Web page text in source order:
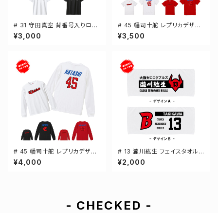
# 31 守田真空 背番号入りロゴ
ドライTシャツ 半袖 選手還元 3
カラー S-5Lサイズ 000300
¥3,000
# 45 幡司十舵 レプリカデザイ
ン 3カラー 選手還元 半袖Tシャ
ツ S-XXXLサイズ 500101
¥3,500
# 45 幡司十舵 レプリカデザイ
ン 3カラー 選手還元 長袖Tシャ
ツ S-XXLサイズ 501101
¥4,000
# 13 瀧川紘生 フェイスタオル
選手還元 2デザイン FT0144
¥2,000
- CHECKED -